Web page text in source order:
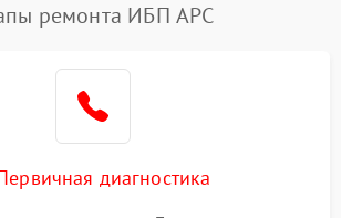
ремонта ИБП APC
диагностика